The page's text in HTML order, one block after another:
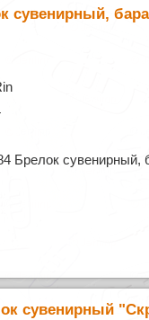
сувенирный,
Брелок сувенирный,
сувенирный